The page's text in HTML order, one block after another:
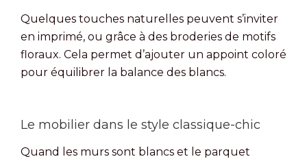
Quelques touches naturelles peuvent s’inviter
en imprimé, ou grâce à des broderies de motifs
floraux. Cela permet d’ajouter un appoint coloré
pour équilibrer la balance des blancs.
Le mobilier dans le style classique-chic
Quand les murs sont blancs et le parquet